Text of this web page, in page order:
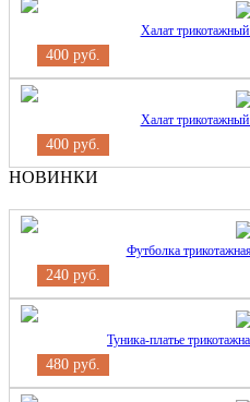
Халат
400 руб.
Халат
400 руб.
НОВИНКИ
Футболка
240 руб.
Туника-платье
480 руб.